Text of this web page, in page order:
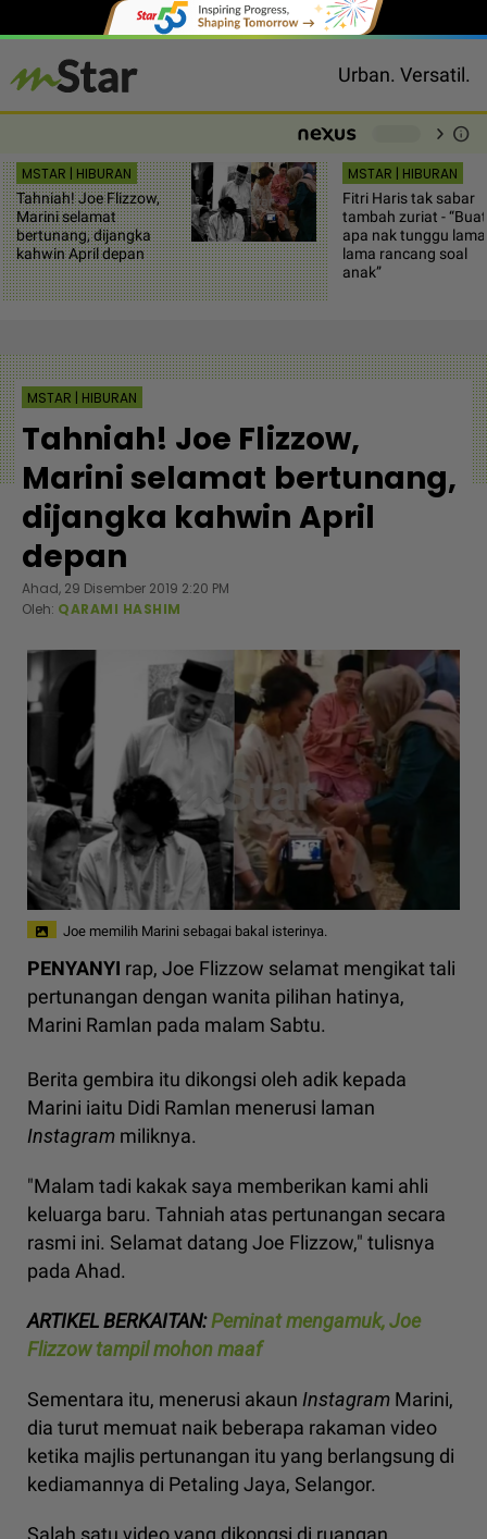
Urban. Versatil.
chevron_right info
MSTAR | HIBURAN
Tahniah! Joe Flizzow,
Marini selamat
bertunang, dijangka
kahwin April depan
MSTAR | HIBURAN
Fitri Haris tak sabar
tambah zuriat - “Buat
apa nak tunggu
lama rancang soal
anak”
MSTAR | HIBURAN
Tahniah! Joe Flizzow,
Marini selamat bertunang,
dijangka kahwin April
depan
Ahad, 29 Disember 2019 2:20 PM
Oleh: QARAMI HASHIM
Joe memilih Marini sebagai bakal isterinya.
PENYANYI rap, Joe Flizzow selamat mengikat tali
pertunangan dengan wanita pilihan hatinya,
Marini Ramlan pada malam Sabtu.
Berita gembira itu dikongsi oleh adik kepada
Marini iaitu Didi Ramlan menerusi laman
Instagram miliknya.
"Malam tadi kakak saya memberikan kami ahli
keluarga baru. Tahniah atas pertunangan secara
rasmi ini. Selamat datang Joe Flizzow," tulisnya
pada Ahad.
ARTIKEL BERKAITAN:Peminat mengamuk, Joe
Flizzow tampil mohon maaf
Sementara itu, menerusi akaun Instagram Marini,
dia turut memuat naik beberapa rakaman video
ketika majlis pertunangan itu yang berlangsung di
kediamannya di Petaling Jaya, Selangor.
Salah satu video yang dikongsi di ruangan